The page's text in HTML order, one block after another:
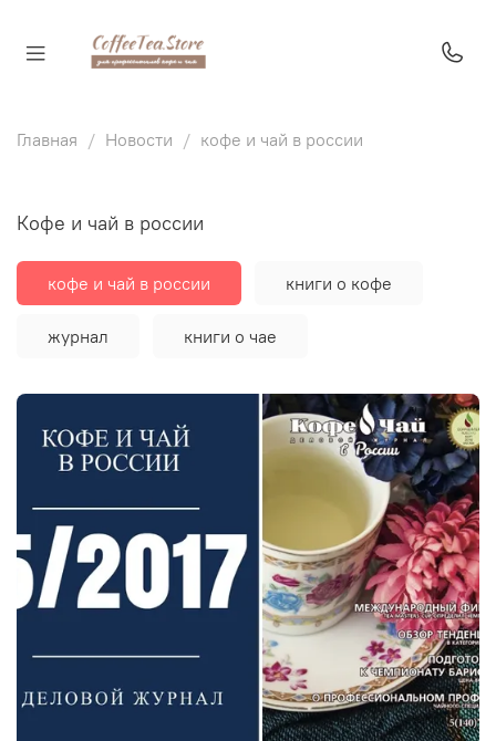
Главная Новости кофе и чай в россии
кофе и чай в россии
кофе и чай в россии книги о кофе
журнал книги о чае